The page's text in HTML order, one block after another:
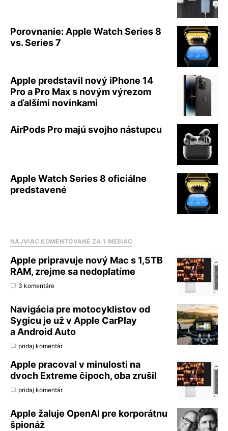
Porovnanie: Apple Watch Series 8
vs. Series 7
Apple predstavil nový iPhone 14
Pro a Pro Max s novým výrezom
a ďalšími novinkami
AirPods Pro majú svojho nástupcu
Apple Watch Series 8 oficiálne
predstavené
NAJVIAC KOMENTOVANÉ ZA 1 MESIAC
Apple pripravuje nový Mac s 1,5TB
RAM, zrejme sa nedoplatíme
3 komentáre
Navigácia pre motocyklistov od
Sygicu je už v Apple CarPlay
a Android Auto
pridaj komentár
Apple pracoval v minulosti na
dvoch Extreme čipoch, oba zrušil
pridaj komentár
Apple žaluje OpenAI pre korporátnu
špionáž